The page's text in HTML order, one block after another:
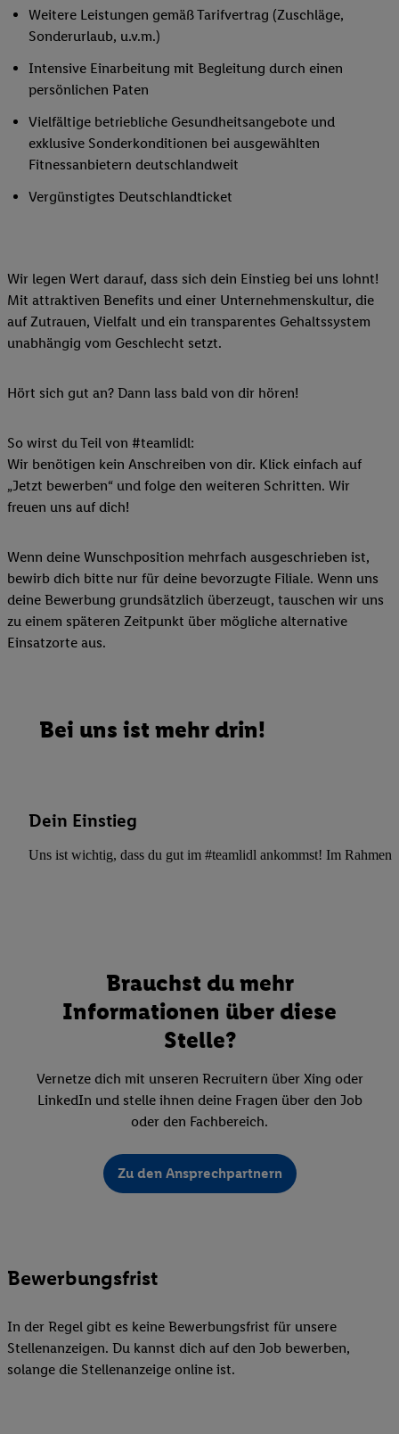
Weitere Leistungen gemäß Tarifvertrag (Zuschläge,
Sonderurlaub, u.v.m.)
Intensive Einarbeitung mit Begleitung durch einen
persönlichen Paten
Vielfältige betriebliche Gesundheitsangebote und
exklusive Sonderkonditionen bei ausgewählten
Fitnessanbietern deutschlandweit
Vergünstigtes Deutschlandticket
Wir legen Wert darauf, dass sich dein Einstieg bei uns lohnt!
Mit attraktiven Benefits und einer Unternehmenskultur, die
auf Zutrauen, Vielfalt und ein transparentes Gehaltssystem
unabhängig vom Geschlecht setzt.
Hört sich gut an? Dann lass bald von dir hören!
So wirst du Teil von #teamlidl:
Wir benötigen kein Anschreiben von dir. Klick einfach auf
„Jetzt bewerben“ und folge den weiteren Schritten. Wir
freuen uns auf dich!
Wenn deine Wunschposition mehrfach ausgeschrieben ist,
bewirb dich bitte nur für deine bevorzugte Filiale. Wenn uns
deine Bewerbung grundsätzlich überzeugt, tauschen wir uns
zu einem späteren Zeitpunkt über mögliche alternative
Einsatzorte aus.
Bei uns ist mehr drin!
Dein Einstieg
Uns ist wichtig, dass du gut im #teamlidl ankommst! Im Rahmen
Brauchst du mehr
Informationen über diese
Stelle?
Vernetze dich mit unseren Recruitern über Xing oder
LinkedIn und stelle ihnen deine Fragen über den Job
oder den Fachbereich.
Zu den Ansprechpartnern
Bewerbungsfrist
In der Regel gibt es keine Bewerbungsfrist für unsere
Stellenanzeigen. Du kannst dich auf den Job bewerben,
solange die Stellenanzeige online ist.